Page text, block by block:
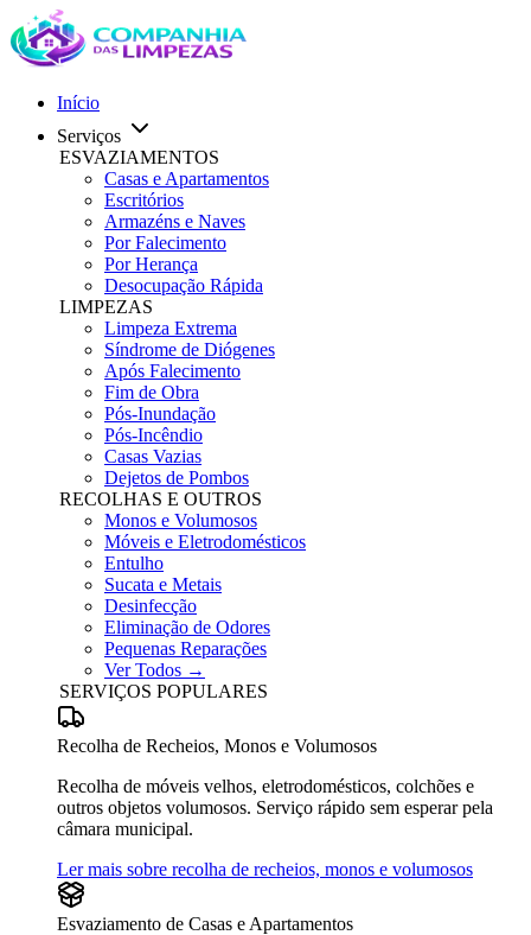
Início
Serviços
ESVAZIAMENTOS
Casas e Apartamentos
Escritórios
Armazéns e Naves
Por Falecimento
Por Herança
Desocupação Rápida
LIMPEZAS
Limpeza Extrema
Síndrome de Diógenes
Após Falecimento
Fim de Obra
Pós-Inundação
Pós-Incêndio
Casas Vazias
Dejetos de Pombos
RECOLHAS E OUTROS
Monos e Volumosos
Móveis e Eletrodomésticos
Entulho
Sucata e Metais
Desinfecção
Eliminação de Odores
Pequenas Reparações
Ver Todos →
SERVIÇOS POPULARES
Recolha de Recheios, Monos e Volumosos
Recolha de móveis velhos, eletrodomésticos, colchões e
outros objetos volumosos. Serviço rápido sem esperar pela
câmara municipal.
Ler mais sobre recolha de recheios, monos e volumosos
Esvaziamento de Casas e Apartamentos